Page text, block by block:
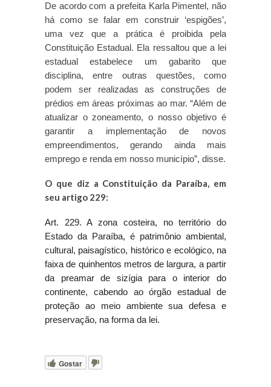
De acordo com a prefeita Karla Pimentel, não
há como se falar em construir ‘espigões’,
uma vez que a prática é proibida pela
Constituição Estadual. Ela ressaltou que a lei
estadual estabelece um gabarito que
disciplina, entre outras questões, como
podem ser realizadas as construções de
prédios em áreas próximas ao mar. “Além de
atualizar o zoneamento, o nosso objetivo é
garantir a implementação de novos
empreendimentos, gerando ainda mais
emprego e renda em nosso município”, disse.
O que diz a Constituição da Paraíba, em
seu artigo 229:
Art. 229. A zona costeira, no território do
Estado da Paraíba, é patrimônio ambiental,
cultural, paisagístico, histórico e ecológico, na
faixa de quinhentos metros de largura, a partir
da preamar de sizígia para o interior do
continente, cabendo ao órgão estadual de
proteção ao meio ambiente sua defesa e
preservação, na forma da lei.
Gostar